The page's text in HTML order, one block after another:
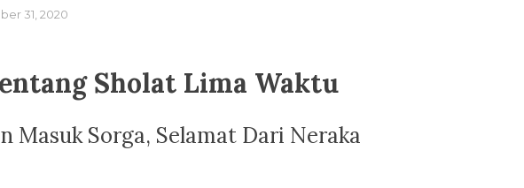
31, 2020
Sholat Lima Waktu
Masuk Sorga, Selamat Dari Neraka